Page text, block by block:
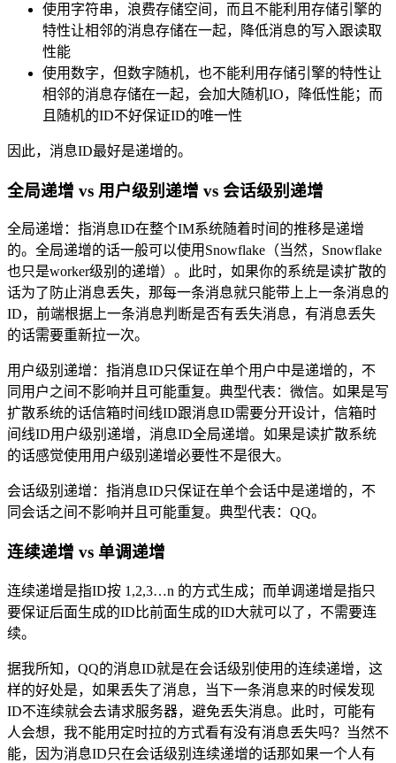
使用字符串，浪费存储空间，而且不能利用存储引擎的
特性让相邻的消息存储在一起，降低消息的写入跟读取
性能
使用数字，但数字随机，也不能利用存储引擎的特性让
相邻的消息存储在一起，会加大随机IO，降低性能；而
且随机的ID不好保证ID的唯一性
因此，消息ID最好是递增的。
全局递增 vs 用户级别递增 vs 会话级别递增
全局递增：指消息ID在整个IM系统随着时间的推移是递增
的。全局递增的话一般可以使用Snowflake（当然，Snowflake
也只是worker级别的递增）。此时，如果你的系统是读扩散的
话为了防止消息丢失，那每一条消息就只能带上上一条消息的
ID，前端根据上一条消息判断是否有丢失消息，有消息丢失
的话需要重新拉一次。
用户级别递增：指消息ID只保证在单个用户中是递增的，不
同用户之间不影响并且可能重复。典型代表：微信。如果是写
扩散系统的话信箱时间线ID跟消息ID需要分开设计，信箱时
间线ID用户级别递增，消息ID全局递增。如果是读扩散系统
的话感觉使用用户级别递增必要性不是很大。
会话级别递增：指消息ID只保证在单个会话中是递增的，不
同会话之间不影响并且可能重复。典型代表：QQ。
连续递增 vs 单调递增
连续递增是指ID按 1,2,3…n 的方式生成；而单调递增是指只
要保证后面生成的ID比前面生成的ID大就可以了，不需要连
续。
据我所知，QQ的消息ID就是在会话级别使用的连续递增，这
样的好处是，如果丢失了消息，当下一条消息来的时候发现
ID不连续就会去请求服务器，避免丢失消息。此时，可能有
人会想，我不能用定时拉的方式看有没有消息丢失吗？当然不
能，因为消息ID只在会话级别连续递增的话那如果一个人有